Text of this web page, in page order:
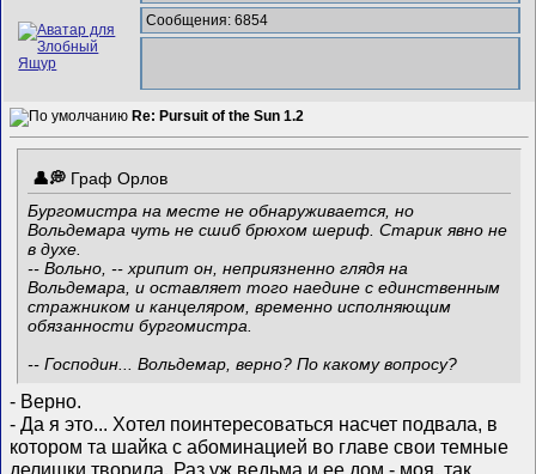
Сообщения: 6854
Re: Pursuit of the Sun 1.2
Граф Орлов
Бургомистра на месте не обнаруживается, но
Вольдемара чуть не сшиб брюхом шериф. Старик явно не
в духе.
-- Вольно, -- хрипит он, неприязненно глядя на
Вольдемара, и оставляет того наедине с единственным
стражником и канцеляром, временно исполняющим
обязанности бургомистра.
-- Господин... Вольдемар, верно? По какому вопросу?
- Верно.
- Да я это... Хотел поинтересоваться насчет подвала, в
котором та шайка с абоминацией во главе свои темные
делишки творила. Раз уж ведьма и ее дом - моя, так